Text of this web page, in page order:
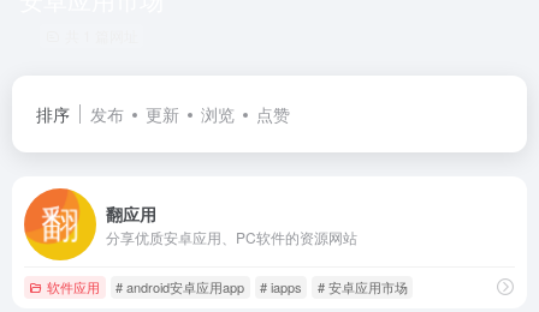
排序 发布 更新 浏览 点赞
翻应用
分享优质安卓应用、PC软件的资源网站
软件应用 # android安卓应用app # iapps # 安卓应用市场